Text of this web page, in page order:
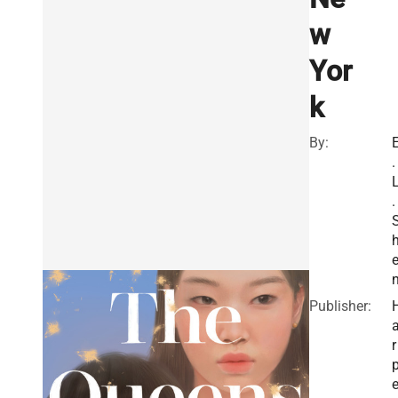
w
Yor
k
By:
.
.
e
Publisher:
r
e